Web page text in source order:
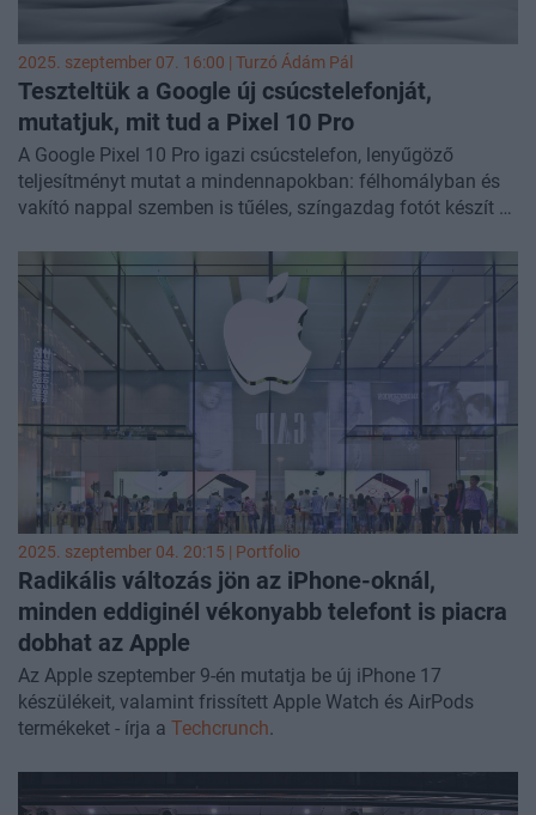
2025. szeptember 07. 16:00 | Turzó Ádám Pál
Teszteltük a Google új csúcstelefonját,
mutatjuk, mit tud a Pixel 10 Pro
A Google Pixel 10 Pro igazi csúcstelefon, lenyűgöző
teljesítményt mutat a mindennapokban: félhomályban és
vakító nappal szemben is tűéles, színgazdag fotót készít a
bugmentesen üzemel, a készülék brutalista megjelenése
karakteres, egyedi, elegáns és tele van hasznos szoftveres
featurökkel. Egyetlen igazi hibája, hogy az én ízlésemnek
drága, de lehet, hogy tévedek, vagy csak régen volt már
igazi csúcstelefonom. Szubjektív teszt és vélemény
következik.
2025. szeptember 04. 20:15 | Portfolio
Radikális változás jön az iPhone-oknál,
minden eddiginél vékonyabb telefont is piacra
dobhat az Apple
Az Apple szeptember 9-én mutatja be új iPhone 17
készülékeit, valamint frissített Apple Watch és AirPods
termékeket - írja a Techcrunch.